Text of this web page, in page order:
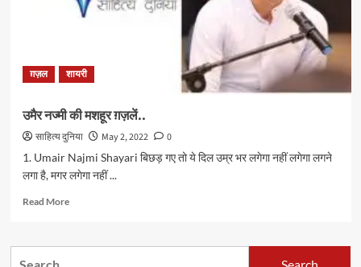
ग़ज़ल शायरी
उमैर नज्मी की मशहूर ग़ज़लें..
साहित्य दुनिया May 2, 2022
0
1. Umair Najmi Shayari बिछड़ गए तो ये दिल उम्र भर लगेगा नहीं लगेगा लगने
लगा है, मगर लगेगा नहीं ...
Read MoreRead
उमैर